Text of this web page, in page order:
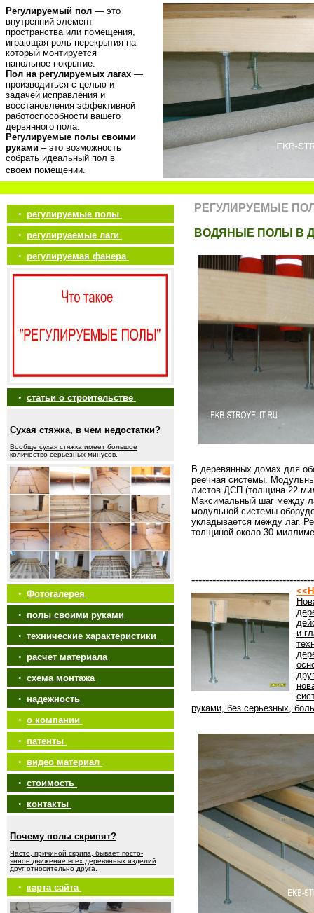
Регулируемый пол — это
внутренний элемент
пространства или помещения,
играющая роль перекрытия на
который монтируется
напольное покрытие.
Пол на регулируемых лагах —
производиться с целью и
задачей исправления и
восстановления эффективной
работоспособности вашего
дервянного пола.
Регулируемые полы своими
руками – это возможность
собрать идеальный пол в
своем помещении.
• регулируемые полы
• регулируаемые лаги
• регулируемая фанера
• статьи о строительстве
Сухая стяжка, в чем недостатки?
Вообще сухая стяжка имеет большое
количество серьезных минусов.
• Фотогалерея
• полы своими руками
• технические характеристики
• расчет материала
• схема монтажа
• надежность
• о компании
• патенты
• видео материал
• стоимость
• контакты
Почему полы скрипят?
Часто, причиной скрипа, бывает посто-
янное движение всех деревянных изделий
друг относительно друга.
• карта сайта
РЕГУЛИРУЕМЫЕ
ВОДЯНЫЕ ПОЛЫ В
В деревянных домах для
реечная системы.
листов ДСП (толщина 22
Максимальный шаг между
модульной системы
укладывается между лаг.
толщиной около 30
и
руками, без серьезных,